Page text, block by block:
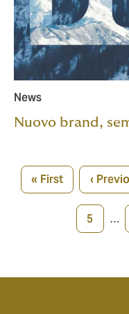
News
Nuovo brand,
Pagination
First
page
« First «
Inizio
‹
Page
5 …